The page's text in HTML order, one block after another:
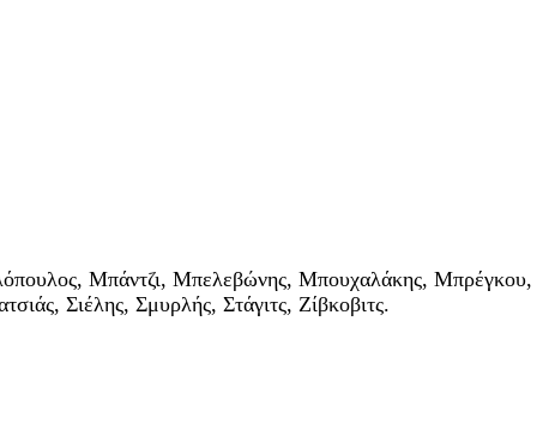
Μπάντζι, Μπελεβώνης, Μπουχαλάκης, Μπρέγκου,
Σιέλης, Σμυρλής, Στάγιτς, Ζίβκοβιτς.